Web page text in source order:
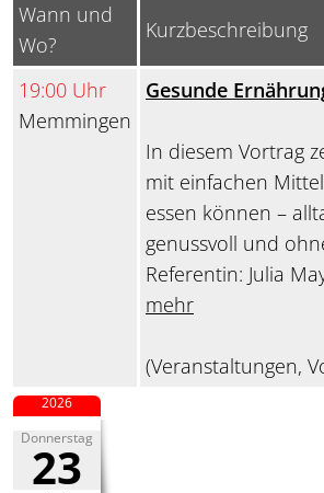
Wann und
Wo?
Kurzbeschreibung
19:00 Uhr
Memmingen
Gesunde
In diesem Vortrag
mit einfachen
essen können –
genussvoll und
Referentin: Julia
mehr
(Veranstaltungen,
Donnerstag
23
2026